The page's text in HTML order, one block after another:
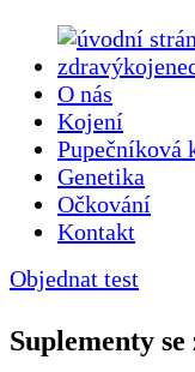
O nás
Kojení
Pupečníková
Genetika
Očkování
Kontakt
Objednat test
Suplementy